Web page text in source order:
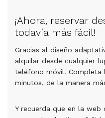
¡Ahora, reservar
todavía más fácil!
Gracias al diseño
alquilar desde cualquier
teléfono móvil. Completa
minutos, de la manera
Y recuerda que en la web